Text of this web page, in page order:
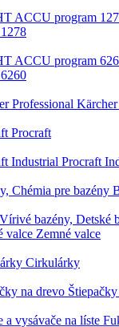
Procraft
Procraft
Vírivé bazény, Detské
Zemné valce
Cirkulárky